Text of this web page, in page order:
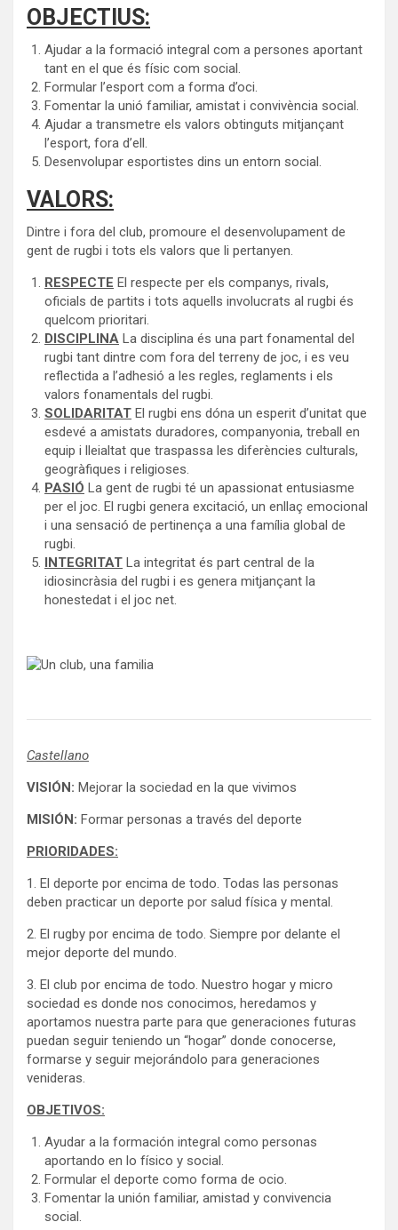
OBJECTIUS:
Ajudar a la formació integral com a persones aportant
tant en el que és físic com social.
Formular l’esport com a forma d’oci.
Fomentar la unió familiar, amistat i convivència social.
Ajudar a transmetre els valors obtinguts mitjançant
l’esport, fora d’ell.
Desenvolupar esportistes dins un entorn social.
VALORS:
Dintre i fora del club, promoure el desenvolupament de
gent de rugbi i tots els valors que li pertanyen.
RESPECTE El respecte per els companys, rivals,
oficials de partits i tots aquells involucrats al rugbi és
quelcom prioritari.
DISCIPLINA La disciplina és una part fonamental del
rugbi tant dintre com fora del terreny de joc, i es veu
reflectida a l’adhesió a les regles, reglaments i els
valors fonamentals del rugbi.
SOLIDARITAT El rugbi ens dóna un esperit d’unitat que
esdevé a amistats duradores, companyonia, treball en
equip i lleialtat que traspassa les diferències culturals,
geogràfiques i religioses.
PASIÓ La gent de rugbi té un apassionat entusiasme
per el joc. El rugbi genera excitació, un enllaç emocional
i una sensació de pertinença a una família global de
rugbi.
INTEGRITAT La integritat és part central de la
idiosincràsia del rugbi i es genera mitjançant la
honestedat i el joc net.
Castellano
VISIÓN: Mejorar la sociedad en la que vivimos
MISIÓN: Formar personas a través del deporte
PRIORIDADES:
1. El deporte por encima de todo. Todas las personas
deben practicar un deporte por salud física y mental.
2. El rugby por encima de todo. Siempre por delante el
mejor deporte del mundo.
3. El club por encima de todo. Nuestro hogar y micro
sociedad es donde nos conocimos, heredamos y
aportamos nuestra parte para que generaciones futuras
puedan seguir teniendo un “hogar” donde conocerse,
formarse y seguir mejorándolo para generaciones
venideras.
OBJETIVOS:
Ayudar a la formación integral como personas
aportando en lo físico y social.
Formular el deporte como forma de ocio.
Fomentar la unión familiar, amistad y convivencia
social.